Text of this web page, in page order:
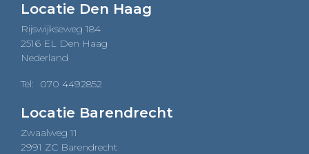
Locatie Den Haag
Rijswijkseweg 184
2516 EL Den Haag
Nederland
Tel: 070 4492852
Locatie Barendrecht
Zwaalweg 11
2991 ZC Barendrecht